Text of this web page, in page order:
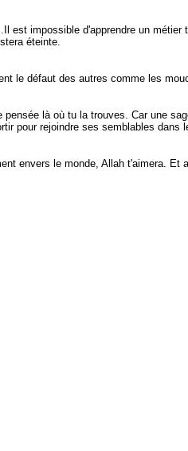
est impossible d'apprendre un
éteinte.
le défaut des autres comme les
pensée là où tu la trouves. Car une
pour rejoindre ses semblables dans
envers le monde, Allah t'aimera.